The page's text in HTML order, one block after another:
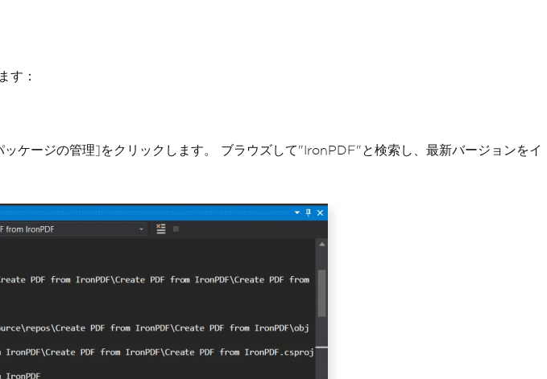
す：
ージの管理]をクリックします。 ブラウズして"IronPDF"と検索し、最新バージョンをイ